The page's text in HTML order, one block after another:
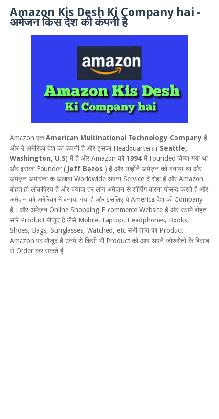
Amazon Kis Desh Ki Company hai -
अमेजन किस देश की कंपनी है
Amazon एकAmerican Multinational Technology Company है
और ये अमेरिका देश का कंपनी है और इसका Headquarters ( Seattle,
Washington, U.S) में है और Amazon को1994 में Founded किया गया था
और इसका Founder ( Jeff Bezos ) है और उन्होंने अमेज़न को बनाया था और
अमेज़न अमेरिका के अलाबा Worldwide अपना Service दे रोहा है और Amazon
बोहत ही लोकप्रिय है और ज्यादा तर लोग अमेज़न से शॉपिंग करना पोसन्द करते है और
अमेज़न को अमेरिका में बनाया गया है और इसलिए ये America देश की Company
है। और अमेज़न Online Shopping E-commerce Website है और उसमे बोहत
सारे Product मौजूद है जैसे Mobile, Laptop, Headphones, Books,
Shoes, Bags, Sunglasses, Watched, etc सभी तारा का Product
Amazon पर मौजूद है उनमे से किसी भी Product को आप अपने जोरुरोतो के हिसाब
से Order कर सकते है